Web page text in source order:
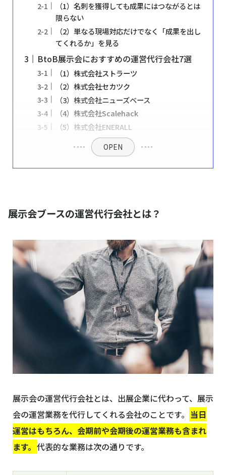
（1）名刺を獲得しても成果にはつながるとは
限らない
（2）単なる現場対応だけでなく「成果を出し
てくれるか」を見る
BtoB展示会におすすめの運営代行会社7選
（1）株式会社ストラーツ
（2）株式会社セカツク
（3）株式会社ニューズベース
（4）株式会社Scalehack
（5）株式会社ENERALL
OPEN
展示会ブースの運営代行会社とは？
展示会の運営代行会社とは、出展企業に代わって、展示
会の運営業務を代行してくれる会社のことです。 当日
運営はもちろん、会期前や会期後の運営業務も含まれ
ます。 代表的な業務は次の通りです。